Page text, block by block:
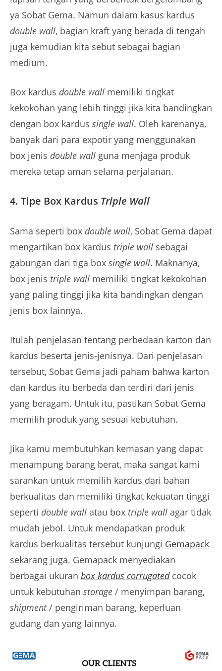
ya Sobat Gema. Namun dalam kasus kardus
double wall, bagian kraft yang berada di tengah
juga kemudian kita sebut sebagai bagian
medium.
Box kardus double wall memiliki tingkat
kekokohan yang lebih tinggi jika kita bandingkan
dengan box kardus single wall. Oleh karenanya,
banyak dari para expotir yang menggunakan
box jenis double wall guna menjaga produk
mereka tetap aman selama perjalanan.
4. Tipe Box Kardus Triple Wall
Sama seperti box double wall, Sobat Gema dapat
mengartikan box kardus triple wall sebagai
gabungan dari tiga box single wall. Maknanya,
box jenis triple wall memiliki tingkat kekokohan
yang paling tinggi jika kita bandingkan dengan
jenis box lainnya.
Itulah penjelasan tentang perbedaan karton dan
kardus beserta jenis-jenisnya. Dari penjelasan
tersebut, Sobat Gema jadi paham bahwa karton
dan kardus itu berbeda dan terdiri dari jenis
yang beragam. Untuk itu, pastikan Sobat Gema
memilih produk yang sesuai kebutuhan.
Jika kamu membutuhkan kemasan yang dapat
menampung barang berat, maka sangat kami
sarankan untuk memilih kardus dari bahan
berkualitas dan memiliki tingkat kekuatan tinggi
seperti double wall atau box triple wall agar tidak
mudah jebol. Untuk mendapatkan produk
kardus berkualitas tersebut kunjungi Gemapack
sekarang juga. Gemapack menyediakan
berbagai ukuran box kardus corrugatedcocok
untuk kebutuhan storage / menyimpan barang,
shipment/ pengiriman barang, keperluan
gudang dan yang lainnya.